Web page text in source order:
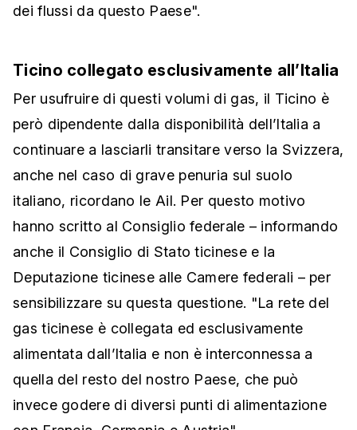
dei flussi da questo Paese".
Ticino collegato esclusivamente all’Italia
Per usufruire di questi volumi di gas, il Ticino è
però dipendente dalla disponibilità dell’Italia a
continuare a lasciarli transitare verso la Svizzera,
anche nel caso di grave penuria sul suolo
italiano, ricordano le Ail. Per questo motivo
hanno scritto al Consiglio federale – informando
anche il Consiglio di Stato ticinese e la
Deputazione ticinese alle Camere federali – per
sensibilizzare su questa questione. "La rete del
gas ticinese è collegata ed esclusivamente
alimentata dall’Italia e non è interconnessa a
quella del resto del nostro Paese, che può
invece godere di diversi punti di alimentazione